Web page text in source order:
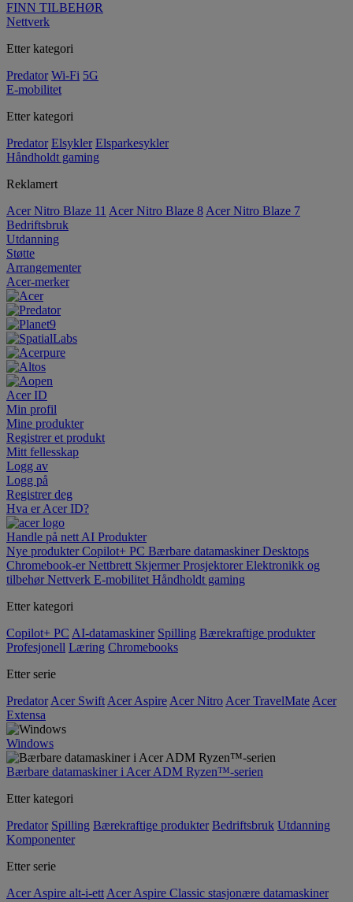
FINN TILBEHØR
Nettverk
Etter kategori
Predator Wi-Fi 5G
E-mobilitet
Etter kategori
Predator Elsykler Elsparkesykler
Håndholdt gaming
Reklamert
Acer Nitro Blaze 11 Acer Nitro Blaze 8 Acer Nitro Blaze 7
Bedriftsbruk
Utdanning
Støtte
Arrangementer
Acer-merker
Acer ID
Min profil
Mine produkter
Registrer et produkt
Mitt fellesskap
Logg av
Logg på
Registrer deg
Hva er Acer ID?
Handle på nett AI Produkter
Nye produkterCopilot+ PC Bærbare datamaskinerDesktops
Chromebook-erNettbrett SkjermerProsjektorerElektronikk og
tilbehørNettverk E-mobilitet Håndholdt gaming
Etter kategori
Copilot+ PC AI-datamaskiner Spilling Bærekraftige produkter
Profesjonell Læring Chromebooks
Etter serie
Predator Acer Swift Acer Aspire Acer Nitro Acer TravelMate Acer
Extensa
Windows
Bærbare datamaskiner i Acer ADM Ryzen™-serien
Etter kategori
Predator Spilling Bærekraftige produkter Bedriftsbruk Utdanning
Komponenter
Etter serie
Acer Aspire alt-i-ett Acer Aspire Classic stasjonære datamaskiner